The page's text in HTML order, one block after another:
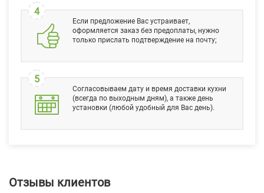
4
Если предложение Вас устраивает,
оформляется заказ без предоплаты, нужно
только прислать подтверждение на почту;
5
Согласовываем дату и время доставки кухни
(всегда по выходным дням), а также день
установки (любой удобный для Вас день).
Отзывы клиентов